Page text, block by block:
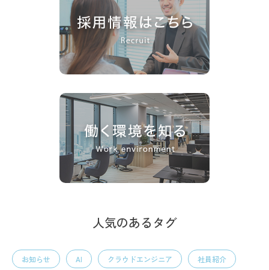
人気のあるタグ
お知らせ AI クラウドエンジニア 社員紹介